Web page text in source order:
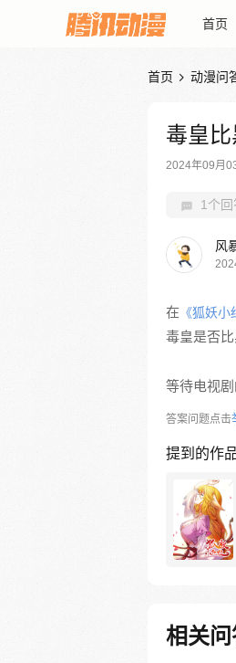
首页
首页  动漫问
毒皇
2024年09月
1个回
风
在 《狐妖小
毒皇是否比
等待电视
答案问题点击
提到的作
相关问